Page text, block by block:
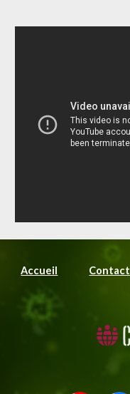
Accueil Contact